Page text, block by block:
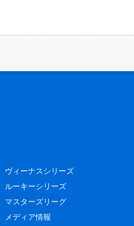
ヴィーナスシリーズ
ルーキーシリーズ
マスターズリーグ
メディア情報